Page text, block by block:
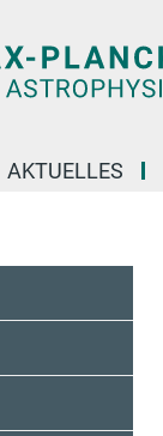
AKTUELLES